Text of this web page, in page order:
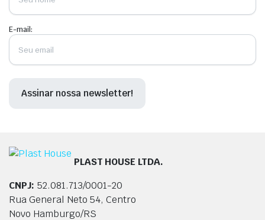
E-mail:
PLAST HOUSE LTDA.
CNPJ: 52.081.713/0001-20
Rua General Neto 54, Centro
Novo Hamburgo/RS